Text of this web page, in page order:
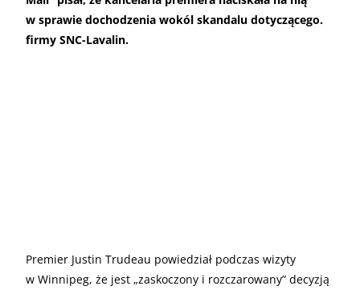
w sprawie dochodzenia wokól skandalu dotyczącego.
firmy SNC-Lavalin.
Premier Justin Trudeau powiedział podczas wizyty
w Winnipeg, że jest „zaskoczony i rozczarowany” decyzją